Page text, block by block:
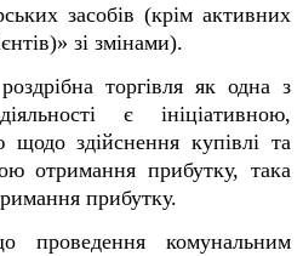
засобів (крім активних
зі змінами).
торгівля як одна з
є ініціативною,
щодо здійснення купівлі та
отримання прибутку, така
прибутку.
проведення комунальним